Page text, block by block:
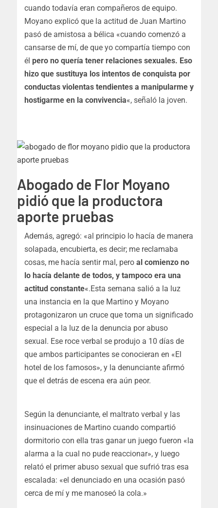
cuando todavía eran compañeros de equipo.
Moyano explicó que la actitud de Juan Martino
pasó de amistosa a bélica «cuando comenzó a
cansarse de mí, de que yo compartía tiempo con
él pero no quería tener relaciones sexuales. Eso
hizo que sustituya los intentos de conquista por
conductas violentas tendientes a manipularme y
hostigarme en la convivencia«, señaló la joven.
Abogado de Flor Moyano
pidió que la productora
aporte pruebas
Además, agregó: «al principio lo hacía de manera
solapada, encubierta, es decir; me reclamaba
cosas, me hacía sentir mal, pero al comienzo no
lo hacía delante de todos, y tampoco era una
actitud constante«.Esta semana salió a la luz
una instancia en la que Martino y Moyano
protagonizaron un cruce que toma un significado
especial a la luz de la denuncia por abuso
sexual. Ese roce verbal se produjo a 10 días de
que ambos participantes se conocieran en «El
hotel de los famosos», y la denunciante afirmó
que el detrás de escena era aún peor.
Según la denunciante, el maltrato verbal y las
insinuaciones de Martino cuando compartió
dormitorio con ella tras ganar un juego fueron «la
alarma a la cual no pude reaccionar», y luego
relató el primer abuso sexual que sufrió tras esa
escalada: «el denunciado en una ocasión pasó
cerca de mí y me manoseó la cola.»